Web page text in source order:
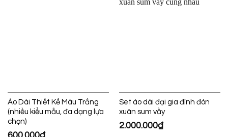
Áo Dài Thiết Kế Màu Trắng
(nhiều kiểu mẫu, đa dạng lựa
chọn)
Set áo dài đại gia đình đón
xuân sum vầy
2.000.000₫